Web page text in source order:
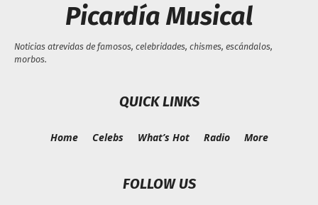
Picardía Musical
Noticias atrevidas de famosos, celebridades, chismes, escándalos,
morbos.
QUICK LINKS
Home Celebs What’s Hot Radio More
FOLLOW US